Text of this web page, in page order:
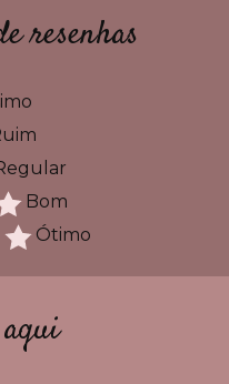
resenhas
Bom
Ótimo